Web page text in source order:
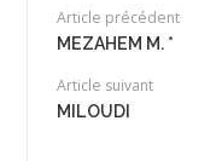
Article précédent
MEZAHEM M. *
Article suivant
MILOUDI